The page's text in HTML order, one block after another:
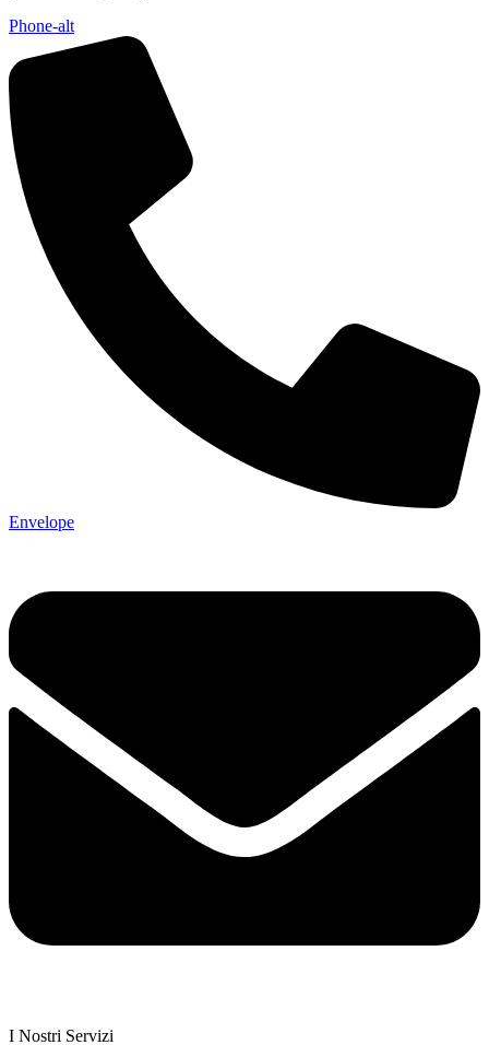
Phone-alt
Envelope
I Nostri Servizi